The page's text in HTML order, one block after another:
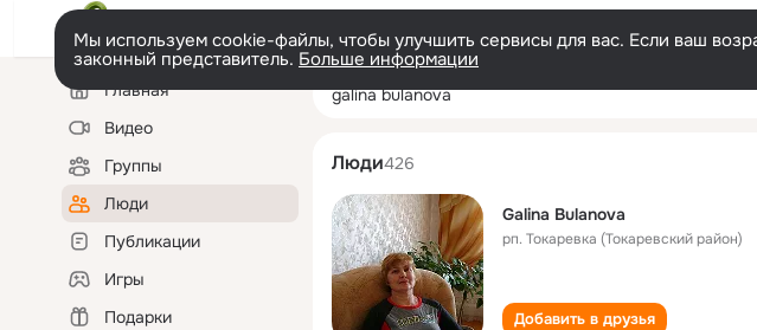
Мы используем cookie-файлы, чтобы улучшить сервисы для вас. Если ваш
законный представитель. Больше информации
Левая
колонкаГлавная
Видео
Группы
Люди
Публикации
Игры
Подарки
galina bulanova
Люди426
Galina Bulanova
рп. Токаревка (Токаревский район)
Добавить в друзья